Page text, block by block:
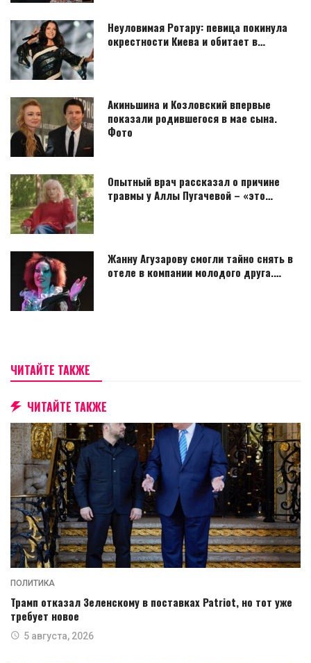
Неуловимая Ротару: певица покинула
окрестности Киева и обитает в…
Акиньшина и Козловский впервые
показали родившегося в мае сына.
Фото
Опытный врач рассказал о причине
травмы у Аллы Пугачевой – «это…
Жанну Агузарову смогли тайно снять в
отеле в компании молодого друга.…
ЧИТАЙТЕ ТАКЖЕ
ЧИТАЙТЕ ТАКЖЕ
ПОЛИТИКА
Трамп отказал Зеленскому в поставках Patriot, но тот уже
требует новое
5 августа, 2026